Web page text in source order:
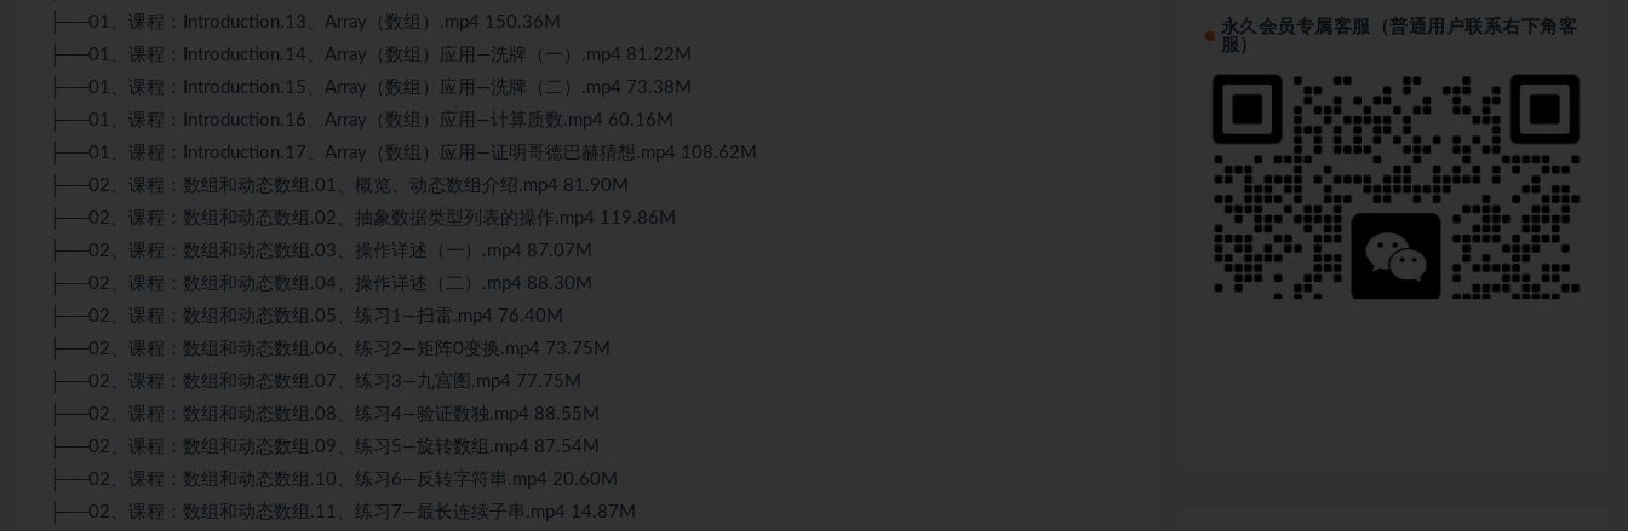
├──01、课程：Introduction.13、Array（数组）.mp4 150.36M
├──01、课程：Introduction.14、Array（数组）应用—洗牌（一）.mp4 81.22M
├──01、课程：Introduction.15、Array（数组）应用—洗牌（二）.mp4 73.38M
├──01、课程：Introduction.16、Array（数组）应用—计算质数.mp4 60.16M
├──01、课程：Introduction.17、Array（数组）应用—证明哥德巴赫猜想.mp4 108.62M
├──02、课程：数组和动态数组.01、概览、动态数组介绍.mp4 81.90M
├──02、课程：数组和动态数组.02、抽象数据类型列表的操作.mp4 119.86M
├──02、课程：数组和动态数组.03、操作详述（一）.mp4 87.07M
├──02、课程：数组和动态数组.04、操作详述（二）.mp4 88.30M
├──02、课程：数组和动态数组.05、练习1—扫雷.mp4 76.40M
├──02、课程：数组和动态数组.06、练习2—矩阵0变换.mp4 73.75M
├──02、课程：数组和动态数组.07、练习3—九宫图.mp4 77.75M
├──02、课程：数组和动态数组.08、练习4—验证数独.mp4 88.55M
├──02、课程：数组和动态数组.09、练习5—旋转数组.mp4 87.54M
├──02、课程：数组和动态数组.10、练习6—反转字符串.mp4 20.60M
├──02、课程：数组和动态数组.11、练习7—最长连续子串.mp4 14.87M
永久会员专属客服（普通用户联系右下角客
服）